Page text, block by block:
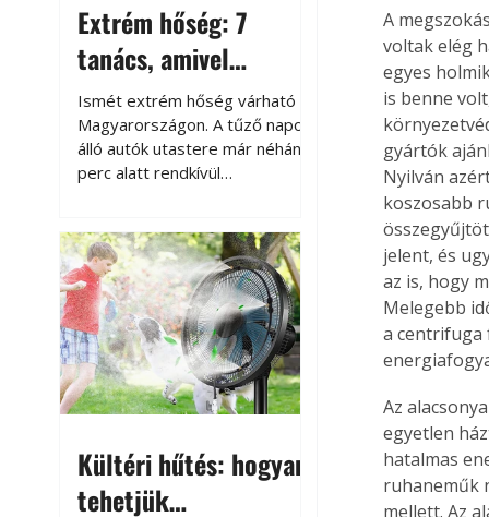
Extrém hőség: 7
tanács, amivel
megóvhatjuk
autónkat a nyári
károktól
Ismét extrém hőség várható
Magyarországon. A tűző napon
álló autók utastere már néhány
perc alatt rendkívül
megközelítheti. Ez nemcsak a
beszállást teszi kellemetlenné,
hanem az autó állapotára és a
benne hagyott tárgyakra is
káros hatással lehet. Néhány
egyszerű óvintézkedéssel
azonban jelentősen
csökkenthetjük a hőség káros
Kültéri hűtés: hogyan
tehetjük
A
voltak elég
egyes
is benne
gyártók
Nyilván
koszosabb
jelent, és
az is, hogy
Melegebb
a centrifuga
Az
egyetlen
hatalmas
ruhaneműk
mellett. Az